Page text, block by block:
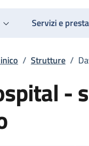
Servizi e
pane
/ Strutture /
-